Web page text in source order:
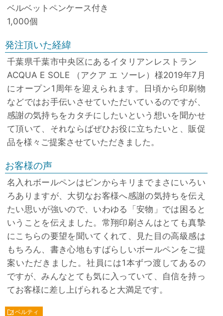
ベルベットペンケース付き
1,000個
発注頂いた経緯
千葉県千葉市中央区にあるイタリアンレストラン
ACQUA E SOLE （アクア エ ソーレ）様2019年7月
にオープン1周年を迎えられます。日頃から印刷物
などではお手伝いさせていただいているのですが、
感謝の気持ちをカタチにしたいという想いを聞かせ
て頂いて、それならばぜひお役に立ちたいと、販促
品を様々ご提案させていただきました。
お客様の声
名入れボールペンはピンからキリまでまさにいろい
ろありますが、大切なお客様へ感謝の気持ちを伝え
たい思いが強いので、いわゆる「安物」では困ると
いうことを伝えました。常翔印刷さんはとても真摯
にこちらの要望を聞いてくれて、見た目の高級感は
もちろん、書き心地もすばらしいボールペンをご提
案いただきました。社員には1本ずつ渡してあるの
ですが、みんなとても気に入っていて、自信を持っ
てお客様に差し上げられると大満足です。
ノベルティ